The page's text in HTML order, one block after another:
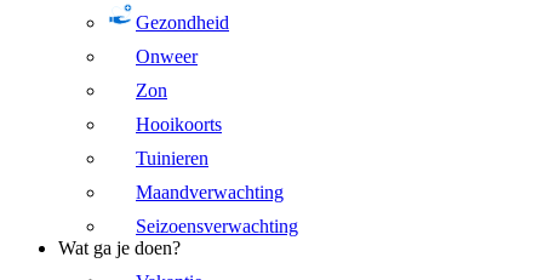
Gezondheid
Onweer
Zon
Hooikoorts
Tuinieren
Maandverwachting
Seizoensverwachting
Wat ga je doen?